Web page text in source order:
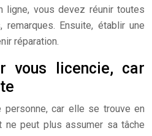
vous devez réunir toutes
Ensuite, établir une
réparation.
vous licencie, car
personne, car elle se trouve en
peut plus assumer sa tâche